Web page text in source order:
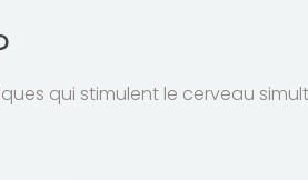
qui stimulent le cerveau